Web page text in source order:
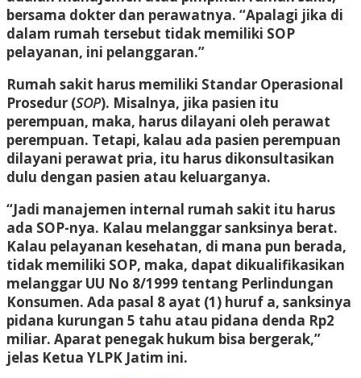
bersama dokter dan perawatnya. “Apalagi jika di
dalam rumah tersebut tidak memiliki SOP
pelayanan, ini pelanggaran.”
Rumah sakit harus memiliki Standar Operasional
Prosedur (SOP). Misalnya, jika pasien itu
perempuan, maka, harus dilayani oleh perawat
perempuan. Tetapi, kalau ada pasien perempuan
dilayani perawat pria, itu harus dikonsultasikan
dulu dengan pasien atau keluarganya.
“Jadi manajemen internal rumah sakit itu harus
ada SOP-nya. Kalau melanggar sanksinya berat.
Kalau pelayanan kesehatan, di mana pun berada,
tidak memiliki SOP, maka, dapat dikualifikasikan
melanggar UU No 8/1999 tentang Perlindungan
Konsumen. Ada pasal 8 ayat (1) huruf a, sanksinya
pidana kurungan 5 tahu atau pidana denda Rp2
miliar. Aparat penegak hukum bisa bergerak,”
jelas Ketua YLPK Jatim ini.